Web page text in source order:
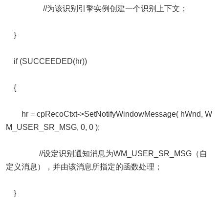
//为该识别引擎实例创建一个识别上下文；
}
if (SUCCEEDED(hr))
{
hr = cpRecoCtxt->SetNotifyWindowMessage( hWnd, W
M_USER_SR_MSG, 0, 0 );
//设定识别通知消息为WM_USER_SR_MSG（自
定义消息），并由该消息所指定的函数处理；
}